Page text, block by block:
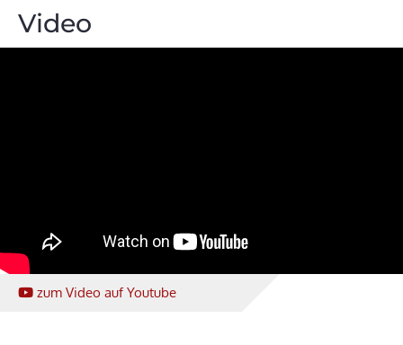
Video
zum Video auf Youtube